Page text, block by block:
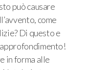
può causare
come
Di questo e
in forma alle